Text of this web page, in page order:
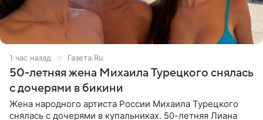
1 час назад Газета.Ru
50-летняя жена Михаила Турецкого снялась
с дочерями в бикини
Жена народного артиста России Михаила Турецкого
снялась с дочерями в купальниках. 50-летняя Лиана